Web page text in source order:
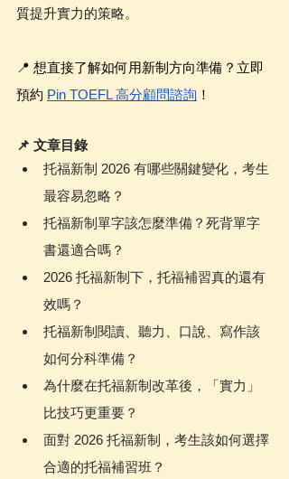
質提升實力的策略。
📍 想直接了解如何用新制方向準備？立即
預約 Pin TOEFL 高分顧問諮詢 ！
📌 文章目錄
托福新制 2026 有哪些關鍵變化，考生
最容易忽略？
托福新制單字該怎麼準備？死背單字
書還適合嗎？
2026 托福新制下，托福補習真的還有
效嗎？
托福新制閱讀、聽力、口說、寫作該
如何分科準備？
為什麼在托福新制改革後，「實力」
比技巧更重要？
面對 2026 托福新制，考生該如何選擇
合適的托福補習班？